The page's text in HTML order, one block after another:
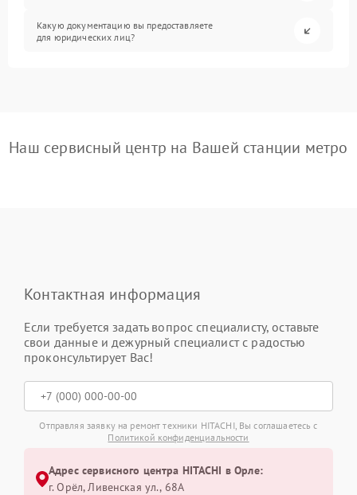
Какую документацию вы предоставляете
для юридических лиц?
Наш сервисный центр на Вашей станции метро
Контактная информация
Если требуется задать вопрос специалисту, оставьте
свои данные и дежурный специалист с радостью
проконсультирует Вас!
Отправляя заявку на ремонт техники HITACHI, Вы соглашаетесь с
Политикой конфиденциальности
Адрес сервисного центра HITACHI в Орле:
г. Орёл, Ливенская ул., 68А